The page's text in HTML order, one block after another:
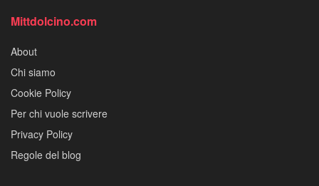
Mittdolcino.com
About
Chi siamo
Cookie Policy
Per chi vuole scrivere
Privacy Policy
Regole del blog